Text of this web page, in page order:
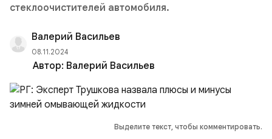
стеклоочистителей автомобиля.
Валерий Васильев
08.11.2024
Автор: Валерий Васильев
Выделите текст, чтобы комментировать.